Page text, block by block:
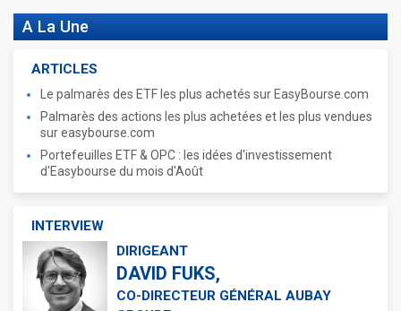
A La Une
ARTICLES
Le palmarès des ETF les plus achetés sur EasyBourse.com
Palmarès des actions les plus achetées et les plus vendues
sur easybourse.com
Portefeuilles ETF & OPC : les idées d'investissement
d'Easybourse du mois d'Août
INTERVIEW
DIRIGEANT
DAVID FUKS,
CO-DIRECTEUR GÉNÉRAL AUBAY